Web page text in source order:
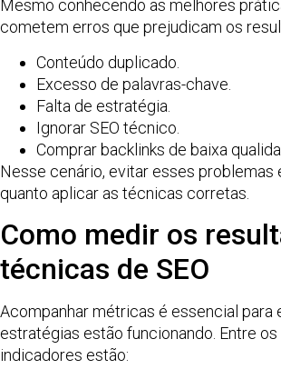
Mesmo conhecendo as melhores
cometem erros que prejudicam os
Conteúdo duplicado.
Excesso de palavras-chave.
Falta de estratégia.
Ignorar SEO técnico.
Comprar backlinks de baixa
Nesse cenário, evitar esses problemas
quanto aplicar as técnicas corretas.
Como medir os
técnicas de SEO
Acompanhar métricas é essencial para
estratégias estão funcionando. Entre
indicadores estão: